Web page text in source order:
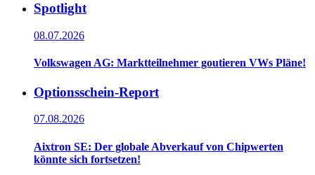
Spotlight
08.07.2026
Volkswagen AG: Marktteilnehmer goutieren VWs Pläne!
Optionsschein-Report
07.08.2026
Aixtron SE: Der globale Abverkauf von Chipwerten
könnte sich fortsetzen!